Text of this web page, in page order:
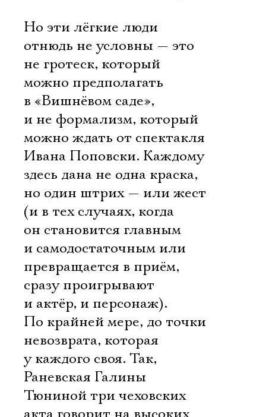
Но эти лёгкие люди
отнюдь не условны — это
не гротеск, который
можно предполагать
в «Вишнёвом саде»,
и не формализм, который
можно ждать от спектакля
Ивана Поповски. Каждому
здесь дана не одна краска,
но один штрих — или жест
(и в тех случаях, когда
он становится главным
и самодостаточным или
превращается в приём,
сразу проигрывают
и актёр, и персонаж).
По крайней мере, до точки
невозврата, которая
у каждого своя. Так,
Раневская Галины
Тюниной три чеховских